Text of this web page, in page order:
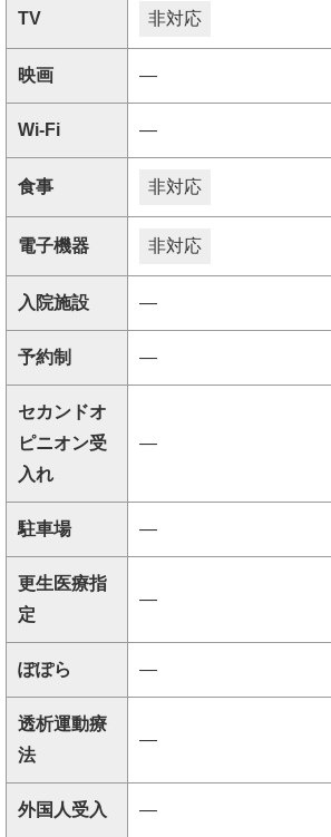
TV 非対応
映画 ―
Wi-Fi ―
食事 非対応
電子機器 非対応
入院施設 ―
予約制 ―
セカンドオ
ピニオン受
入れ
―
駐車場 ―
更生医療指
定
―
ぽぽら ―
透析運動療
法
―
外国人受入 ―